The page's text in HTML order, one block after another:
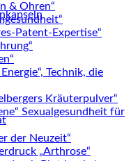
& Ohren“
Patent-Expertise“
Technik, die
Kräuterpulver“
Sexualgesundheit für
der Neuzeit“
„Arthrose“